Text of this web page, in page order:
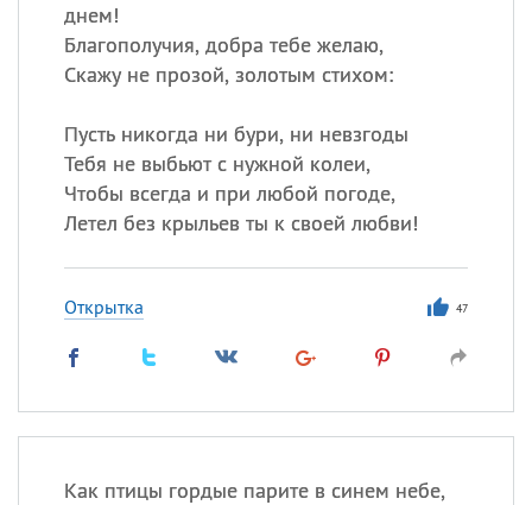
днем!
Благополучия, добра тебе желаю,
Скажу не прозой, золотым стихом:
Пусть никогда ни бури, ни невзгоды
Тебя не выбьют с нужной колеи,
Чтобы всегда и при любой погоде,
Летел без крыльев ты к своей любви!
Открытка 47
Как птицы гордые парите в синем небе,